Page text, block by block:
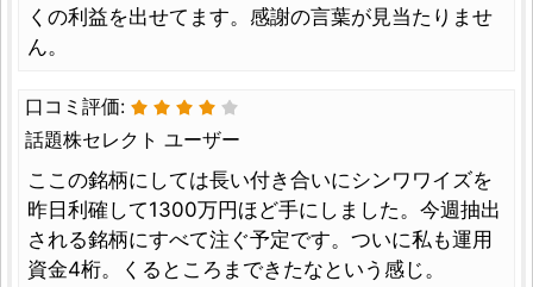
くの利益を出せてます。感謝の言葉が見当たりませ
ん。
口コミ評価:
話題株セレクト ユーザー
ここの銘柄にしては長い付き合いにシンワワイズを
昨日利確して1300万円ほど手にしました。今週抽出
される銘柄にすべて注ぐ予定です。ついに私も運用
資金4桁。くるところまできたなという感じ。